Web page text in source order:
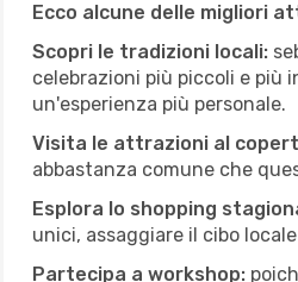
Ecco alcune delle migliori
Scopri le tradizioni locali:
celebrazioni più piccoli e più
un'esperienza più personale.
Visita le attrazioni al
abbastanza comune che
Esplora lo shopping
unici, assaggiare il cibo
Partecipa a workshop: